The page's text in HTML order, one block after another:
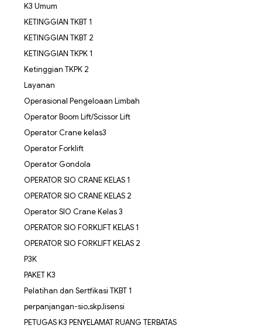
K3 Umum
KETINGGIAN TKBT 1
KETINGGIAN TKBT 2
KETINGGIAN TKPK 1
Ketinggian TKPK 2
Layanan
Operasional Pengeloaan Limbah
Operator Boom Lift/Scissor Lift
Operator Crane kelas3
Operator Forklift
Operator Gondola
OPERATOR SIO CRANE KELAS 1
OPERATOR SIO CRANE KELAS 2
Operator SIO Crane Kelas 3
OPERATOR SIO FORKLIFT KELAS 1
OPERATOR SIO FORKLIFT KELAS 2
P3K
PAKET K3
Pelatihan dan Sertfikasi TKBT 1
perpanjangan-sio,skp,lisensi
PETUGAS K3 PENYELAMAT RUANG TERBATAS